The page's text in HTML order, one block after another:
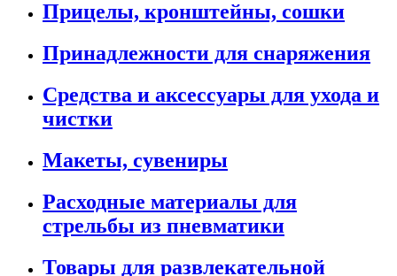
Прицелы, кронштейны, сошки
Принадлежности для снаряжения
Средства и аксессуары для ухода и
чистки
Макеты, сувениры
Расходные материалы для
стрельбы из пневматики
Товары для развлекательной